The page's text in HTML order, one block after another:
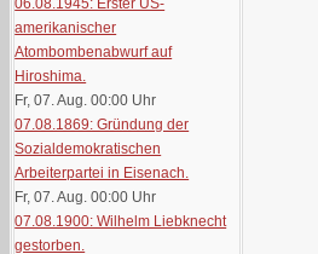
06.08.1945: Erster US-
amerikanischer
Atombombenabwurf auf
Hiroshima.
Fr, 07. Aug. 00:00 Uhr
07.08.1869: Gründung der
Sozialdemokratischen
Arbeiterpartei in Eisenach.
Fr, 07. Aug. 00:00 Uhr
07.08.1900: Wilhelm Liebknecht
gestorben.